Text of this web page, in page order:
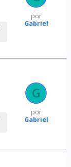
por
Gabriel
por
Gabriel